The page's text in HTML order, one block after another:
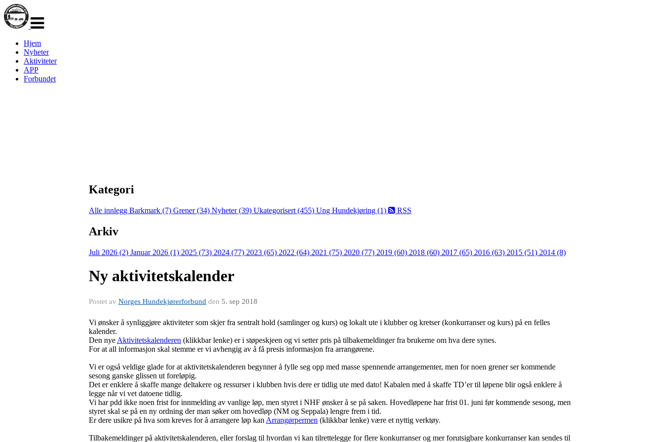
navigasjon
Hjem
Nyheter
Aktiviteter
APP
Forbundet
Kategori
Alle innlegg Barkmark (7) Grener (34) Nyheter (39) Ukategorisert (455) Ung Hundekjøring (1) RSS
Arkiv
Juli 2026 (2) Januar 2026 (1) 2025 (73) 2024 (77) 2023 (65) 2022 (64) 2021 (75) 2020 (77) 2019 (60) 2018 (60) 2017 (65) 2016 (63) 2015 (51) 2014 (8)
Ny aktivitetskalender
Postet av Norges Hundekjørerforbund den 5. sep 2018
Vi ønsker å synliggjøre aktiviteter som skjer fra sentralt hold (samlinger og kurs) og lokalt ute i klubber og kretser (konkurranser og kurs) på en felles
kalender.
Den nye Aktivitetskalenderen (klikkbar lenke) er i støpeskjeen og vi setter pris på tilbakemeldinger fra brukerne om hva dere synes.
For at all informasjon skal stemme er vi avhengig av å få presis informasjon fra arrangørene.
Vi er også veldige glade for at aktivitetskalenderen begynner å fylle seg opp med masse spennende arrangementer, men for noen grener ser kommende
sesong ganske glissen ut foreløpig.
Det er enklere å skaffe mange deltakere og ressurser i klubben hvis dere er tidlig ute med dato! Kabalen med å skaffe TD’er til løpene blir også enklere å
legge når vi vet datoene tidlig.
Vi har pdd ikke noen frist for innmelding av vanlige løp, men styret i NHF ønsker å se på saken. Hovedløpene har frist 01. juni før kommende sesong, men
styret skal se på en ny ordning der man søker om hovedløp (NM og Seppala) lengre frem i tid.
Er dere usikre på hva som kreves for å arrangere løp kan Arrangørpermen (klikkbar lenke) være et nyttig verktøy.
Tilbakemeldinger på aktivitetskalenderen, eller forslag til hvordan vi kan tilrettelegge for flere konkurranser og mer forutsigbare konkurranser kan sendes til